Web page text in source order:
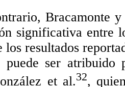
Bracamonte
significativa entre
los resultados
puede ser atribuido
et al.32,